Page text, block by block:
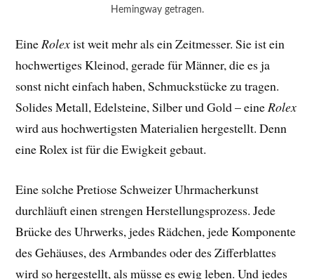
Hemingway getragen.
EineRolexist weit mehr als ein Zeitmesser. Sie ist ein
hochwertiges Kleinod, gerade für Männer, die es ja
sonst nicht einfach haben, Schmuckstücke zu tragen.
Solides Metall, Edelsteine, Silber und Gold – eineRolex
wird aus hochwertigsten Materialien hergestellt. Denn
eine Rolex ist für die Ewigkeit gebaut.
Eine solche Pretiose Schweizer Uhrmacherkunst
durchläuft einen strengen Herstellungsprozess. Jede
Brücke des Uhrwerks, jedes Rädchen, jede Komponente
des Gehäuses, des Armbandes oder des Zifferblattes
wird so hergestellt, als müsse es ewig leben. Und jedes